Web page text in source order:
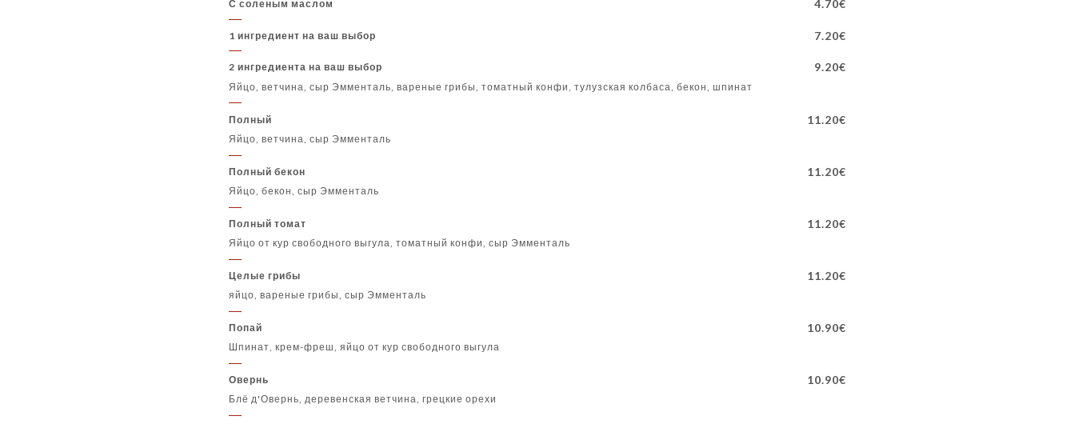
С соленым маслом 4.70€
1 ингредиент на ваш выбор 7.20€
2 ингредиента на ваш выбор 9.20€
Яйцо, ветчина, сыр Эмменталь, вареные грибы, томатный конфи, тулузская колбаса, бекон, шпинат
Полный 11.20€
Яйцо, ветчина, сыр Эмменталь
Полный бекон 11.20€
Яйцо, бекон, сыр Эмменталь
Полный томат 11.20€
Яйцо от кур свободного выгула, томатный конфи, сыр Эмменталь
Целые грибы 11.20€
яйцо, вареные грибы, сыр Эмменталь
Попай 10.90€
Шпинат, крем-фреш, яйцо от кур свободного выгула
Овернь 10.90€
Блё д'Овернь, деревенская ветчина, грецкие орехи